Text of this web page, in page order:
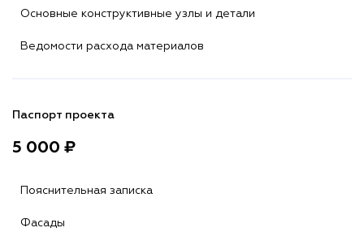
Основные конструктивные узлы и детали
Ведомости расхода материалов
Паспорт проекта
5 000 ₽
Пояснительная записка
Фасады